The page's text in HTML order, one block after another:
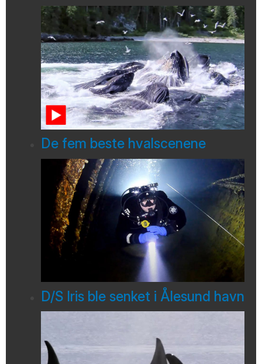
De fem beste hvalscenene
D/S Iris ble senket i Ålesund havn